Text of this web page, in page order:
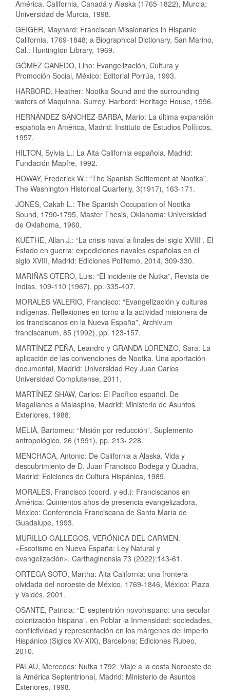
América. California, Canadá y Alaska (1765-1822), Murcia:
Universidad de Murcia, 1998.
GEIGER, Maynard: Franciscan Missionaries in Hispanic
California, 1769-1848; a Biographical Dictionary, San Marino,
Cal.: Huntington Library, 1969.
GÓMEZ CANEDO, Lino: Evangelización, Cultura y
Promoción Social, México: Editorial Porrúa, 1993.
HARBORD, Heather: Nootka Sound and the surrounding
waters of Maquinna. Surrey, Harbord: Heritage House, 1996.
HERNÁNDEZ SÁNCHEZ-BARBA, Mario: La última expansión
española en América, Madrid: Instituto de Estudios Políticos,
1957.
HILTON, Sylvia L.: La Alta California española, Madrid:
Fundación Mapfre, 1992.
HOWAY, Frederick W.: “The Spanish Settlement at Nootka”,
The Washington Historical Quarterly, 3(1917), 163-171.
JONES, Oakah L.: The Spanish Occupation of Nootka
Sound, 1790-1795, Master Thesis, Oklahoma: Universidad
de Oklahoma, 1960.
KUETHE, Allan J.: “La crisis naval a finales del siglo XVIII”, El
Estado en guerra: expediciones navales españolas en el
siglo XVIII, Madrid: Ediciones Polifemo, 2014, 309-330.
MARIÑAS OTERO, Luis: “El incidente de Nutka”, Revista de
Indias, 109-110 (1967), pp. 335-407.
MORALES VALERIO, Francisco: “Evangelización y culturas
indígenas. Reflexiones en torno a la actividad misionera de
los franciscanos en la Nueva España”, Archivum
franciscanum, 85 (1992), pp. 123-157.
MARTÍNEZ PEÑA, Leandro y GRANDA LORENZO, Sara: La
aplicación de las convenciones de Nootka. Una aportación
documental, Madrid: Universidad Rey Juan Carlos
Universidad Complutense, 2011.
MARTÍNEZ SHAW, Carlos: El Pacífico español. De
Magallanes a Malaspina, Madrid: Ministerio de Asuntos
Exteriores, 1988.
MELIÀ, Bartomeu: “Misión por reducción”, Suplemento
antropológico, 26 (1991), pp. 213- 228.
MENCHACA, Antonio: De California a Alaska. Vida y
descubrimiento de D. Juan Francisco Bodega y Quadra,
Madrid: Ediciones de Cultura Hispánica, 1989.
MORALES, Francisco (coord. y ed.): Franciscanos en
América: Quinientos años de presencia evangelizadora,
México: Conferencia Franciscana de Santa María de
Guadalupe, 1993.
MURILLO GALLEGOS, VERÓNICA DEL CARMEN.
«Escotismo en Nueva España: Ley Natural y
evangelización». Carthaginensia 73 (2022):143-61.
ORTEGA SOTO, Martha: Alta California: una frontera
olvidada del noroeste de México, 1769-1846, México: Plaza
y Valdés, 2001.
OSANTE, Patricia: “El septentrión novohispano: una secular
colonización hispana”, en Poblar la Inmensidad: sociedades,
conflictividad y representación en los márgenes del Imperio
Hispánico (Siglos XV-XIX), Barcelona: Ediciones Rubeo,
2010.
PALAU, Mercedes: Nutka 1792. Viaje a la costa Noroeste de
la América Septentrional, Madrid: Ministerio de Asuntos
Exteriores, 1998.